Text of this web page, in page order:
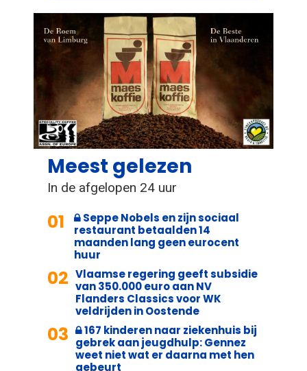
Meest gelezen
In de afgelopen 24 uur
01
Seppe Nobels en zijn sociaal
restaurant betaalden 14
maanden lang geen eurocent
huur
02 Vlaamse regering geeft subsidie
van 350.000 euro aan NV
Flanders Classics voor WK
veldrijden in Oostende
03
167 kinderen naar ziekenhuis bij
gebrek aan jeugdhulp: Gennez
weet niet wat er daarna met hen
gebeurt